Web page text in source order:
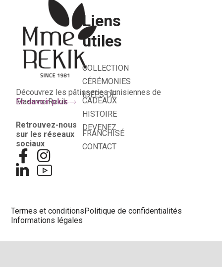
Découvrez les pâtisseries tunisiennes de
Madame Rekik
En savoir plus
Retrouvez-nous
sur les réseaux
sociaux
Liens
utiles
COLLECTION
CÉRÉMONIES
IDÉES DE
CADEAUX
HISTOIRE
DEVENEZ
FRANCHISÉ
CONTACT
Termes et conditionsPolitique de confidentialités
Informations légales